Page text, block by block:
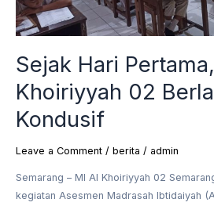
Sejak Hari
Khoiriyyah 02
Kondusif
Leave a Comment / berita / admin
Semarang – MI Al Khoiriyyah 02
kegiatan Asesmen Madrasah Ibtidaiyah
Berlangsung
Kondusif